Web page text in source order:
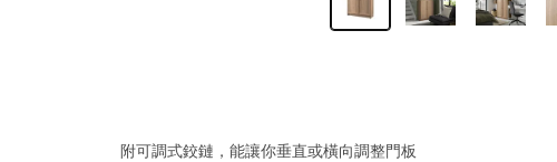
附可調式鉸鏈，能讓你垂直或橫向調整門板